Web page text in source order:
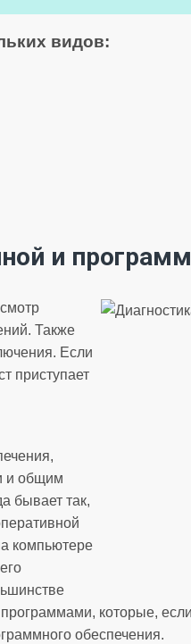
видов:
и
Также
Если
приступает
и общим
бывает так,
компьютере
которые,
обеспечения.